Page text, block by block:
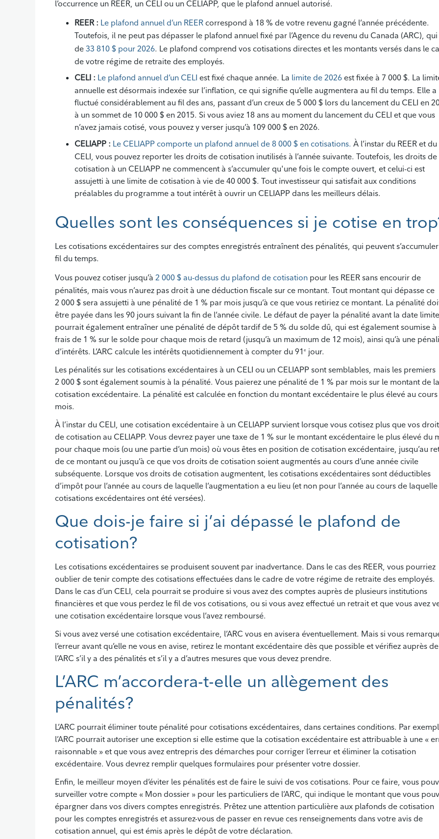
l’occurrence un REER, un CELI ou un CELIAPP, que le plafond annuel autorisé.
REER : Le plafond annuel d’un REER correspond à 18 % de votre revenu gagné l’année précédente.
Toutefois, il ne peut pas dépasser le plafond annuel fixé par l’Agence du revenu du Canada (ARC), qui
de 33 810 $ pour 2026. Le plafond comprend vos cotisations directes et les montants versés dans le
de votre régime de retraite des employés.
CELI : Le plafond annuel d’un CELI est fixé chaque année. La limite de 2026 est fixée à 7 000 $. La
annuelle est désormais indexée sur l’inflation, ce qui signifie qu’elle augmentera au fil du temps. Elle a
fluctué considérablement au fil des ans, passant d’un creux de 5 000 $ lors du lancement du CELI en
à un sommet de 10 000 $ en 2015. Si vous aviez 18 ans au moment du lancement du CELI et que vous
n’avez jamais cotisé, vous pouvez y verser jusqu’à 109 000 $ en 2026.
CELIAPP : Le CELIAPP comporte un plafond annuel de 8 000 $ en cotisations. À l’instar du REER et du
CELI, vous pouvez reporter les droits de cotisation inutilisés à l’année suivante. Toutefois, les droits de
cotisation à un CELIAPP ne commencent à s’accumuler qu'une fois le compte ouvert, et celui-ci est
assujetti à une limite de cotisation à vie de 40 000 $. Tout investisseur qui satisfait aux conditions
préalables du programme a tout intérêt à ouvrir un CELIAPP dans les meilleurs délais.
Quelles sont les conséquences si je cotise en
Les cotisations excédentaires sur des comptes enregistrés entraînent des pénalités, qui peuvent
fil du temps.
Vous pouvez cotiser jusqu’à 2 000 $ au-dessus du plafond de cotisation pour les REER sans encourir de
pénalités, mais vous n’aurez pas droit à une déduction fiscale sur ce montant. Tout montant qui dépasse ce
2 000 $ sera assujetti à une pénalité de 1 % par mois jusqu’à ce que vous retiriez ce montant. La pénalité
être payée dans les 90 jours suivant la fin de l’année civile. Le défaut de payer la pénalité avant la date limite
pourrait également entraîner une pénalité de dépôt tardif de 5 % du solde dû, qui est également soumise à
frais de 1 % sur le solde pour chaque mois de retard (jusqu’à un maximum de 12 mois), ainsi qu’à une
d’intérêts. L’ARC calcule les intérêts quotidiennement à compter du 91 e jour.
Les pénalités sur les cotisations excédentaires à un CELI ou un CELIAPP sont semblables, mais les premiers
2 000 $ sont également soumis à la pénalité. Vous paierez une pénalité de 1 % par mois sur le montant de la
cotisation excédentaire. La pénalité est calculée en fonction du montant excédentaire le plus élevé au
mois.
À l’instar du CELI, une cotisation excédentaire à un CELIAPP survient lorsque vous cotisez plus que vos
de cotisation au CELIAPP. Vous devrez payer une taxe de 1 % sur le montant excédentaire le plus élevé du
pour chaque mois (ou une partie d’un mois) où vous êtes en position de cotisation excédentaire, jusqu’au
de ce montant ou jusqu’à ce que vos droits de cotisation soient augmentés au cours d’une année civile
subséquente. Lorsque vos droits de cotisation augmentent, les cotisations excédentaires sont déductibles
d’impôt pour l’année au cours de laquelle l’augmentation a eu lieu (et non pour l’année au cours de laquelle
cotisations excédentaires ont été versées).
Que dois-je faire si j’ai dépassé le plafond de
cotisation?
Les cotisations excédentaires se produisent souvent par inadvertance. Dans le cas des REER, vous pourriez
oublier de tenir compte des cotisations effectuées dans le cadre de votre régime de retraite des employés.
Dans le cas d’un CELI, cela pourrait se produire si vous avez des comptes auprès de plusieurs institutions
financières et que vous perdez le fil de vos cotisations, ou si vous avez effectué un retrait et que vous avez
une cotisation excédentaire lorsque vous l’avez remboursé.
Si vous avez versé une cotisation excédentaire, l’ARC vous en avisera éventuellement. Mais si vous
l’erreur avant qu’elle ne vous en avise, retirez le montant excédentaire dès que possible et vérifiez auprès de
l’ARC s’il y a des pénalités et s’il y a d’autres mesures que vous devez prendre.
L’ARC m’accordera-t-elle un allègement des
pénalités?
L’ARC pourrait éliminer toute pénalité pour cotisations excédentaires, dans certaines conditions. Par
l’ARC pourrait autoriser une exception si elle estime que la cotisation excédentaire est attribuable à une «
raisonnable » et que vous avez entrepris des démarches pour corriger l’erreur et éliminer la cotisation
excédentaire. Vous devrez remplir quelques formulaires pour présenter votre dossier.
Enfin, le meilleur moyen d’éviter les pénalités est de faire le suivi de vos cotisations. Pour ce faire, vous
surveiller votre compte « Mon dossier » pour les particuliers de l’ARC, qui indique le montant que vous
épargner dans vos divers comptes enregistrés. Prêtez une attention particulière aux plafonds de cotisation
pour les comptes enregistrés et assurez-vous de passer en revue ces renseignements dans votre avis de
cotisation annuel, qui est émis après le dépôt de votre déclaration.